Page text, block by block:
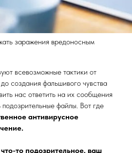
заражения вредоносным
всевозможные тактики от
создания фальшивого чувства
нас ответить на их сообщения
подозрительные файлы. Вот где
антивирусное
то подозрительное, ваш